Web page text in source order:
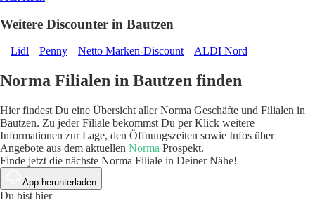
Weitere Discounter in Bautzen
Lidl Penny Netto Marken-Discount ALDI Nord
Norma Filialen in Bautzen finden
Hier findest Du eine Übersicht aller Norma Geschäfte und Filialen in
Bautzen. Zu jeder Filiale bekommst Du per Klick weitere
Informationen zur Lage, den Öffnungszeiten sowie Infos über
Angebote aus dem aktuellen Norma Prospekt.
Finde jetzt die nächste Norma Filiale in Deiner Nähe!
App herunterladen
Du bist hier